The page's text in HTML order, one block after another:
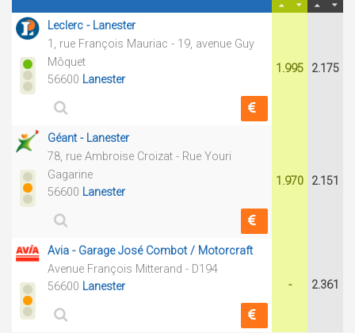
Leclerc - Lanester
1, rue François Mauriac - 19, avenue Guy
Môquet
56600 Lanester
1.995 2.175
Géant - Lanester
78, rue Ambroise Croizat - Rue Youri
Gagarine
56600 Lanester
1.970 2.151
Avia - Garage José Combot / Motorcraft
Avenue François Mitterand - D194
56600 Lanester - 2.361